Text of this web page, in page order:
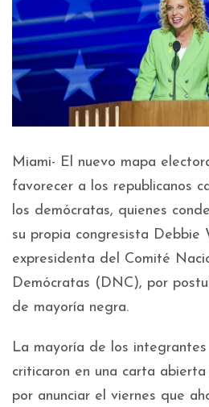
Miami- El nuevo mapa
favorecer a los republicanos
los demócratas, quienes
su propia congresista Debbie
expresidenta del Comité
Demócratas (DNC), por
de mayoría negra.
La mayoría de los
criticaron en una carta abierta
por anunciar el viernes que